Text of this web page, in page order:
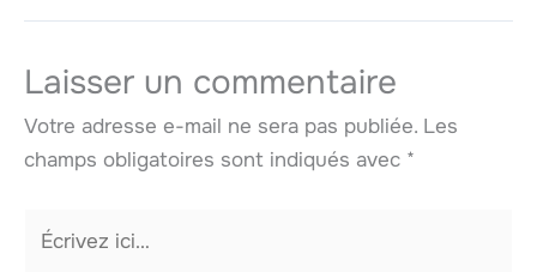
Laisser un commentaire
Votre adresse e-mail ne sera pas publiée. Les
champs obligatoires sont indiqués avec *
Écrivez